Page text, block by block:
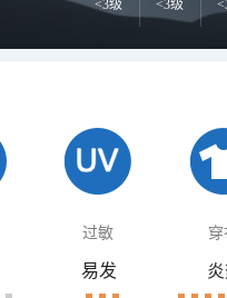
<3级 <3级
过敏 穿
易发